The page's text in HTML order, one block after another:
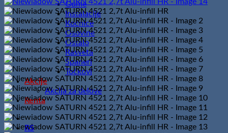
Gume
Instalacije
Kočnice
Osovine
Ostalo
Rasveta
Španeri
Točkovi
Akcije
Akcija za delove
Renta
RS